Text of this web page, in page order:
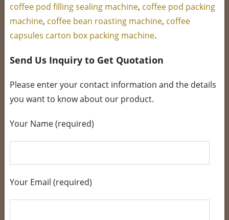
coffee pod filling sealing machine, coffee pod packing
machine, coffee bean roasting machine, coffee
capsules carton box packing machine.
Send Us Inquiry to Get Quotation
Please enter your contact information and the details
you want to know about our product.
Your Name (required)
Your Email (required)